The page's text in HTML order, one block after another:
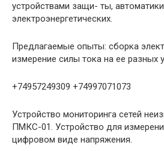
устройствами защи- ты,
электроэнергетических.
Предлагаемые опыты: сборка
измерение силы тока на ее разных
+74957249309 +74997071073
Устройство мониторинга сетей
ПМКС-01. Устройство для
цифровом виде напряжения.